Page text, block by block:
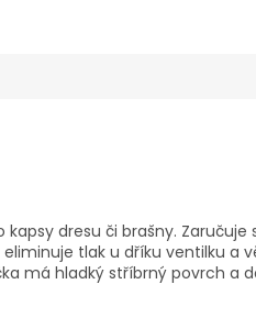
kapsy dresu či brašny.
tlak u dříku ventilku a
má hladký stříbrný povrch a